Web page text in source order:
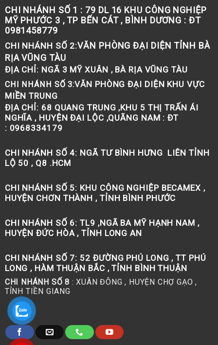
CHI NHÁNH SỐ 1 : 79 DL 16 KHU CÔNG NGHIỆP
MỸ PHƯỚC 3 , TP BẾN CÁT , BÌNH DƯƠNG : ĐT
0981458779
CHI NHÁNH SỐ 2:VĂN PHÒNG ĐẠI DIỆN TỈNH BÀ
RỊA VŨNG TÀU
ĐỊA CHỈ: NGÃ 3 MỸ XUÂN , BÀ RỊA VŨNG TÀU
CHI NHÁNH SỐ 3:VĂN PHÒNG ĐẠI DIỆN KHU VỰC
MIỀN TRUNG
ĐỊA CHỈ: 68 QUANG TRUNG ,KHU 5 THỊ TRẤN ÁI
NGHĨA , HUYỆN ĐẠI LỘC ,QUÃNG NAM : ĐT
: 0968334179
CHI NHÁNH SỐ 4: NGÃ TƯ BÌNH HƯNG LIÊN TỈNH
LỘ 50 , Q8 .HCM
CHI NHÁNH SỐ 5: KHU CÔNG NGHIỆP BECAMEX ,
HUYỆN CHƠN THÀNH , TỈNH BÌNH PHƯỚC
CHI NHÁNH SỐ 6:TL9 ,NGÃ BA MỸ HẠNH NAM ,
HUYỆN ĐỨC HÒA , TỈNH LONG AN
CHI NHÁNH SỐ 7: 52 ĐƯỜNG PHÚ LONG , TT PHÚ
LONG , HÀM THUẬN BẮC , TỈNH BÌNH THUẬN
CHI NHÁNH SỐ 8 : XUÂN ĐÔNG , HUYỆN CHỢ GẠO ,
TỈNH TIỀN GIANG